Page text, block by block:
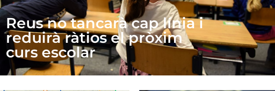
Reus no tancarà cap línia i
reduirà ràtios el pròxim
curs escolar